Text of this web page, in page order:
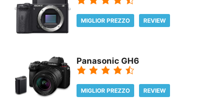
MIGLIOR PREZZO REVIEW
Panasonic GH6
MIGLIOR PREZZO REVIEW